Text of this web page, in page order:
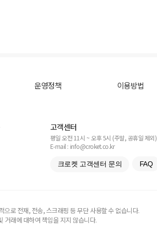
운영정책 이용방법
고객센터
평일 오전 11시 ~ 오후 5시 (주말, 공휴일 제외)
E-mail : info@croket.co.kr
크로켓 고객센터 문의 FAQ
로 전재, 전송, 스크래핑 등 무단 사용할 수 없습니다.
거래에 대하여 책임을 지지 않습니다.